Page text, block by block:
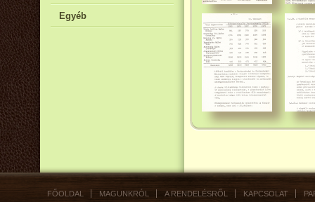
Egyéb
FŐOLDAL MAGUNKRÓL A RENDELÉSRŐL KAPCSOLAT